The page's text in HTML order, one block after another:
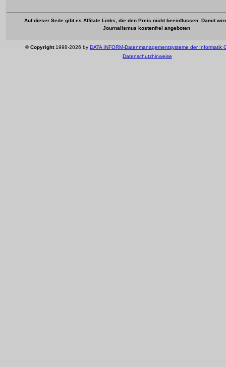
Auf dieser Seite gibt es Affilate Links, die den Preis nicht beeinflussen. Damit
Journalismus kostenfrei angeboten
©Copyright1998-2026 by DATA INFORM-Datenmanagementsysteme der Informatik
Datenschutzhinweise